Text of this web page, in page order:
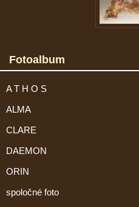
Fotoalbum
A T H O S
ALMA
CLARE
DAEMON
ORIN
spoločné foto